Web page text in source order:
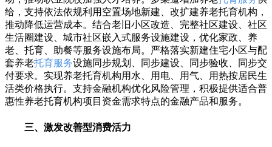
给，支持依法依规利用空置场地新建、改扩建养老托育机构，
推动降低运营成本。结合老旧小区改造、完整社区建设、社区
生活圈建设、城市社区嵌入式服务设施建设，优化家政、养
老、托育、助餐等服务设施布局。严格落实新建住宅小区与配
套养老托育服务设施同步规划、同步建设、同步验收、同步交
付要求。实现养老托育机构用水、用电、用气、用热按居民生
活类价格执行。支持金融机构优化风险管理，积极提供适合普
惠性养老托育机构项目资金需求特点的金融产品和服务。
三、激发改善型消费活力